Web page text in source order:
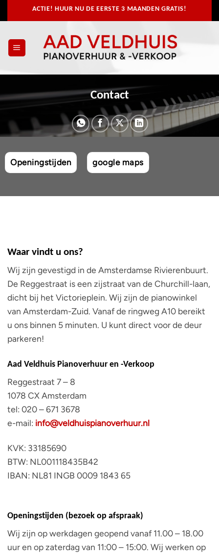
naar
ACTIE! HUUR NU DE EERSTE 3 MAANDEN GRATIS!
Contact
Openingstijden google maps
Waar vindt u ons?
Wij zijn gevestigd in de Amsterdamse Rivierenbuurt.
De Reggestraat is een zijstraat van de Churchill-laan,
dicht bij het Victorieplein. Wij zijn de pianowinkel
van Amsterdam-Zuid. Vanaf de ringweg A10 bereikt
u ons binnen 5 minuten. U kunt direct voor de deur
parkeren!
Aad Veldhuis Pianoverhuur en -Verkoop
Reggestraat 7 – 8
1078 CX Amsterdam
tel: 020 – 671 3678
e-mail: info@veldhuispianoverhuur.nl
KVK: 33185690
BTW: NL001118435B42
IBAN: NL81 INGB 0009 1843 65
Openingstijden (bezoek op afspraak)
Wij zijn op werkdagen geopend vanaf 11.00 – 18.00
uur en op zaterdag van 11:00 – 15:00. Wij werken op